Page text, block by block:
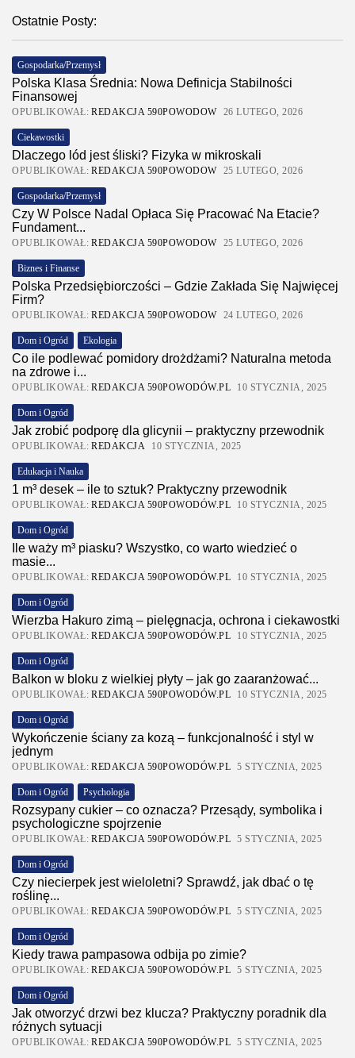
Ostatnie Posty:
Gospodarka/Przemysł
Polska Klasa Średnia: Nowa Definicja Stabilności
Finansowej
OPUBLIKOWAŁ: REDAKCJA 590POWODOW 26 LUTEGO, 2026
Ciekawostki
Dlaczego lód jest śliski? Fizyka w mikroskali
OPUBLIKOWAŁ: REDAKCJA 590POWODOW 25 LUTEGO, 2026
Gospodarka/Przemysł
Czy W Polsce Nadal Opłaca Się Pracować Na Etacie?
Fundament...
OPUBLIKOWAŁ: REDAKCJA 590POWODOW 25 LUTEGO, 2026
Biznes i Finanse
Polska Przedsiębiorczości – Gdzie Zakłada Się Najwięcej
Firm?
OPUBLIKOWAŁ: REDAKCJA 590POWODOW 24 LUTEGO, 2026
Dom i Ogród Ekologia
Co ile podlewać pomidory drożdżami? Naturalna metoda
na zdrowe i...
OPUBLIKOWAŁ: REDAKCJA 590POWODÓW.PL 10 STYCZNIA, 2025
Dom i Ogród
Jak zrobić podporę dla glicynii – praktyczny przewodnik
OPUBLIKOWAŁ: REDAKCJA 10 STYCZNIA, 2025
Edukacja i Nauka
1 m³ desek – ile to sztuk? Praktyczny przewodnik
OPUBLIKOWAŁ: REDAKCJA 590POWODÓW.PL 10 STYCZNIA, 2025
Dom i Ogród
Ile waży m³ piasku? Wszystko, co warto wiedzieć o
masie...
OPUBLIKOWAŁ: REDAKCJA 590POWODÓW.PL 10 STYCZNIA, 2025
Dom i Ogród
Wierzba Hakuro zimą – pielęgnacja, ochrona i ciekawostki
OPUBLIKOWAŁ: REDAKCJA 590POWODÓW.PL 10 STYCZNIA, 2025
Dom i Ogród
Balkon w bloku z wielkiej płyty – jak go zaaranżować...
OPUBLIKOWAŁ: REDAKCJA 590POWODÓW.PL 10 STYCZNIA, 2025
Dom i Ogród
Wykończenie ściany za kozą – funkcjonalność i styl w
jednym
OPUBLIKOWAŁ: REDAKCJA 590POWODÓW.PL 5 STYCZNIA, 2025
Dom i Ogród Psychologia
Rozsypany cukier – co oznacza? Przesądy, symbolika i
psychologiczne spojrzenie
OPUBLIKOWAŁ: REDAKCJA 590POWODÓW.PL 5 STYCZNIA, 2025
Dom i Ogród
Czy niecierpek jest wieloletni? Sprawdź, jak dbać o tę
roślinę...
OPUBLIKOWAŁ: REDAKCJA 590POWODÓW.PL 5 STYCZNIA, 2025
Dom i Ogród
Kiedy trawa pampasowa odbija po zimie?
OPUBLIKOWAŁ: REDAKCJA 590POWODÓW.PL 5 STYCZNIA, 2025
Dom i Ogród
Jak otworzyć drzwi bez klucza? Praktyczny poradnik dla
różnych sytuacji
OPUBLIKOWAŁ: REDAKCJA 590POWODÓW.PL 5 STYCZNIA, 2025